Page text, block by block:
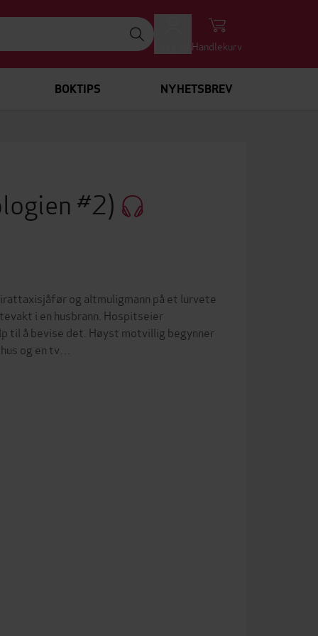
Handlekurv
BOKTIPS NYHETSBREV
#2)
og altmuligmann på et lurvete
i en husbrann. Hospitseier
til å bevise det. Høyst motvillig begynner
og en tv…